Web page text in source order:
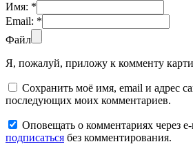
Имя: *
Email: *
Файл
Я, пожалуй, приложу к комменту
Сохранить моё имя, email и адрес
последующих моих комментариев.
Оповещать о комментариях через
подписаться без комментирования.